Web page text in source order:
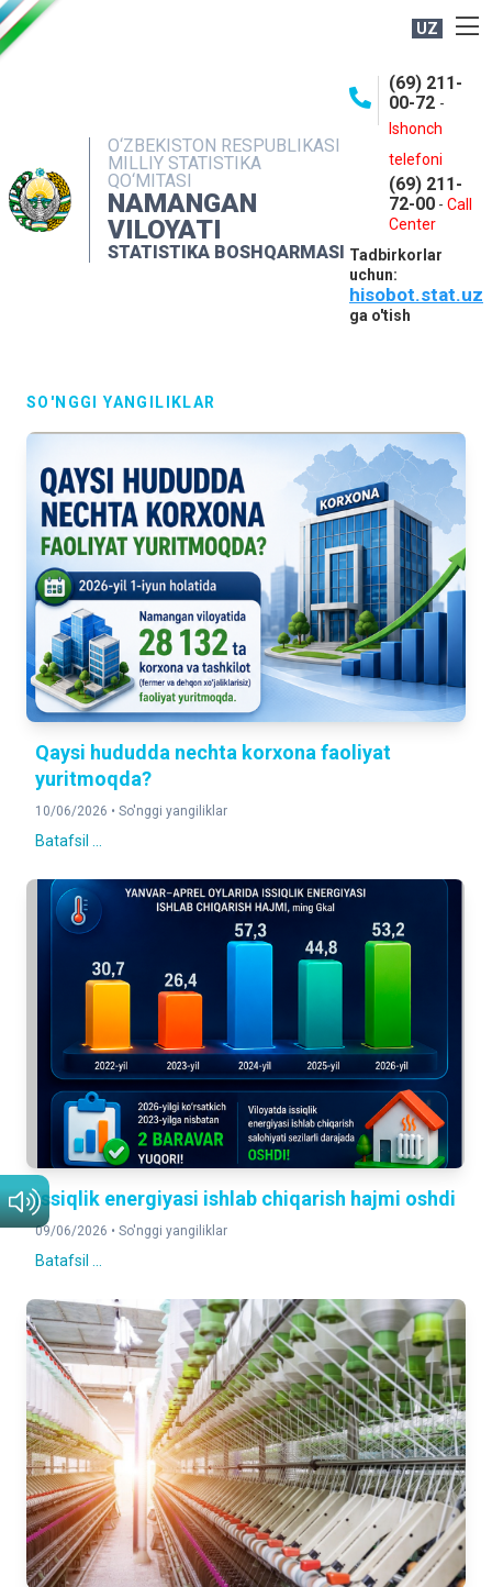
UZ
O‘ZBEKISTON RESPUBLIKASI
MILLIY STATISTIKA
QO‘MITASI
NAMANGAN
VILOYATI
STATISTIKA BOSHQARMASI
(69) 211-
00-72 -
Ishonch
telefoni
(69) 211-
72-00 - Call
Center
Tadbirkorlar
uchun:
hisobot.stat.uz
ga o'tish
NASHRLAR
INTERAKTIV XIZMATLAR
MATBUOT XIZMATI
MUROJAATLAR
SO'NGGI YANGILIKLAR
Qaysi hududda nechta korxona faoliyat
yuritmoqda?
10/06/2026 • So'nggi yangiliklar
Batafsil ...
Issiqlik energiyasi ishlab chiqarish hajmi oshdi
09/06/2026 • So'nggi yangiliklar
Batafsil ...